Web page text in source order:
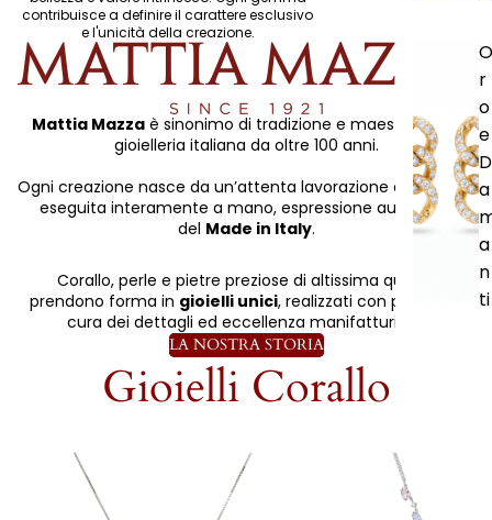
O
r
o
e
a
a
n
ti
contribuisce a definire il carattere esclusivo
e l'unicità della creazione.
Mattia Mazza è sinonimo di tradizione e maestria nella
gioielleria italiana da oltre 100 anni.
Ogni creazione nasce da un’attenta lavorazione artigianale
eseguita interamente a mano, espressione autentica
del Made in Italy.
Corallo, perle e pietre preziose di altissima qualità
prendono forma in gioielli unici, realizzati con passione,
cura dei dettagli ed eccellenza manifatturiera.
LA NOSTRA STORIA
Gioielli Corallo